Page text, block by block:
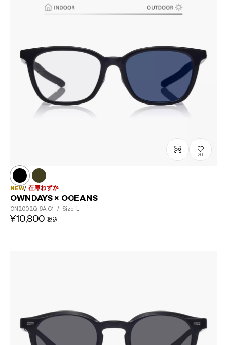
26
NEW 在庫わずか
OWNDAYS × OCEANS
ON2002Q-6A C1 / Size: L
¥10,800 税込